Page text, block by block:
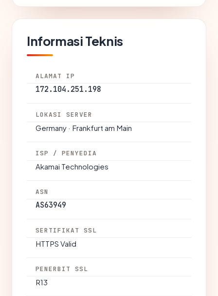
Informasi Teknis
ALAMAT IP
172.104.251.198
LOKASI SERVER
Germany · Frankfurt am Main
ISP / PENYEDIA
Akamai Technologies
ASN
AS63949
SERTIFIKAT SSL
HTTPS Valid
PENERBIT SSL
R13